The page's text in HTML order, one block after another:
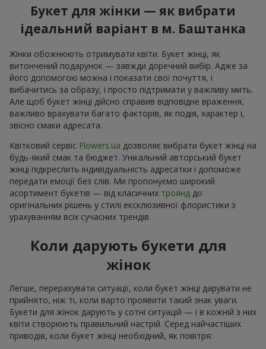
Букет для жінки — як вибрати
ідеальний варіант в м. Баштанка
Жінки обожнюють отримувати квіти. Букет жінці, як
витончений подарунок — завжди доречний вибір. Адже за
його допомогою можна і показати свої почуття, і
вибачитись за образу, і просто підтримати у важливу мить.
Але щоб букет жінці дійсно справив відповідне враження,
важливо врахувати багато факторів, як подія, характер і,
звісно смаки адресата.
Квітковий сервіс Flowers.ua дозволяє вибрати букет жінці на
будь-який смак та бюджет. Унікальний авторський букет
жінці підкреслить індивідуальність адресатки і допоможе
передати емоції без слів. Ми пропонуємо широкий
асортимент букетів — від класичних троянд до
оригінальних рішень у стилі ексклюзивної флористики з
урахуванням всіх сучасних трендів.
Коли дарують букети для
жінок
Легше, перерахувати ситуації, коли букет жінці дарувати не
прийнято, ніж ті, коли варто проявити такий знак уваги.
Букети для жінок дарують у сотні ситуацій — і в кожній з них
квіти створюють правильний настрій. Серед найчастіших
приводів, коли букет жінці необхідний, як повітря: